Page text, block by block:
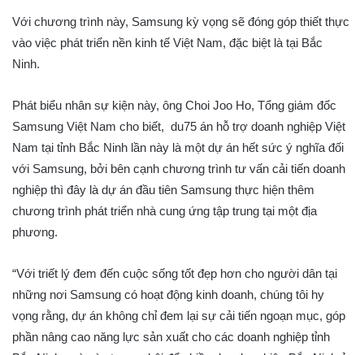
Với chương trình này, Samsung kỳ vọng sẽ đóng góp thiết thực
vào việc phát triển nền kinh tế Việt Nam, đặc biệt là tại Bắc
Ninh.
Phát biểu nhân sự kiện này, ông Choi Joo Ho, Tổng giám đốc
Samsung Việt Nam cho biết, du75 án hỗ trợ doanh nghiệp Việt
Nam tại tỉnh Bắc Ninh lần này là một dự án hết sức ý nghĩa đối
với Samsung, bởi bên cạnh chương trình tư vấn cải tiến doanh
nghiệp thì đây là dự án đầu tiên Samsung thực hiện thêm
chương trình phát triển nhà cung ứng tập trung tại một địa
phương.
“Với triết lý đem đến cuộc sống tốt đẹp hơn cho người dân tại
những nơi Samsung có hoạt động kinh doanh, chúng tôi hy
vọng rằng, dự án không chỉ đem lại sự cải tiến ngoạn mục, góp
phần nâng cao năng lực sản xuất cho các doanh nghiệp tỉnh